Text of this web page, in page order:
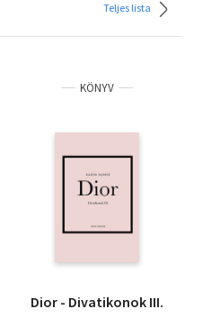
Teljes lista
KÖNYV
Dior - Divatikonok III.